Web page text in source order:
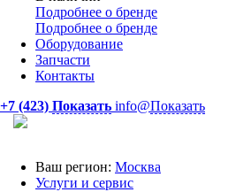
Подробнее о бренде
Подробнее о бренде
Оборудование
Запчасти
Контакты
+7 (423) Показать info@Показать
Ваш регион: Москва
Услуги и сервис